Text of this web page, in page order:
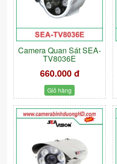
Camera Quan Sát SEA-
TV8036E
660.000 đ
Giỏ hàng